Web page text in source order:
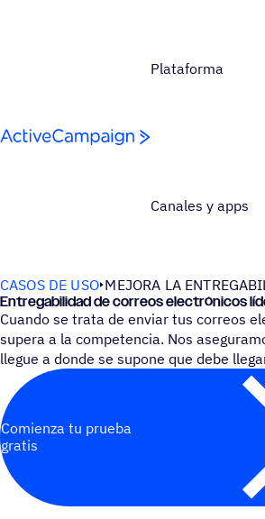
Plataforma
Canales y apps
CASOS DE USO MEJORA LA
Entre­ga­bi­li­dad de correos elec­tró­ni­cos
Cuando se trata de enviar tus correos
supera a la competencia. Nos
llegue a donde se supone que debe
Comienza tu prueba
gratis